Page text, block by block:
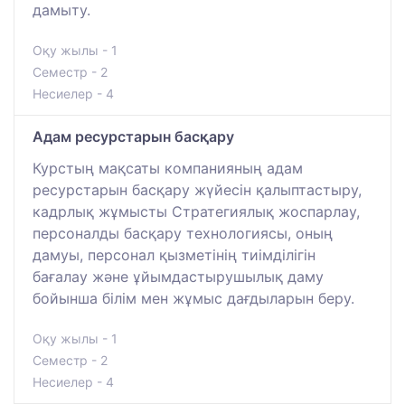
дамыту.
Оқу жылы - 1
Семестр - 2
Несиелер - 4
Адам ресурстарын басқару
Курстың мақсаты компанияның адам
ресурстарын басқару жүйесін қалыптастыру,
кадрлық жұмысты Стратегиялық жоспарлау,
персоналды басқару технологиясы, оның
дамуы, персонал қызметінің тиімділігін
бағалау және ұйымдастырушылық даму
бойынша білім мен жұмыс дағдыларын беру.
Оқу жылы - 1
Семестр - 2
Несиелер - 4